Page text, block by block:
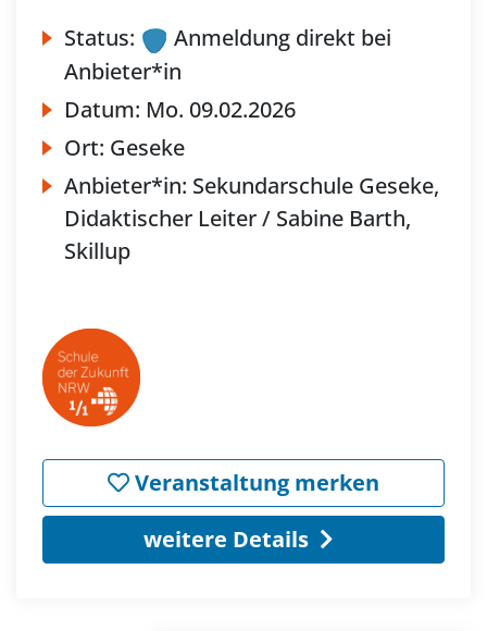
Status:
Anmeldung direkt bei
Anbieter*in
Datum: Mo. 09.02.2026
Ort: Geseke
Anbieter*in: Sekundarschule Geseke,
Didaktischer Leiter / Sabine Barth,
Skillup
Veranstaltung merken
weitere Details